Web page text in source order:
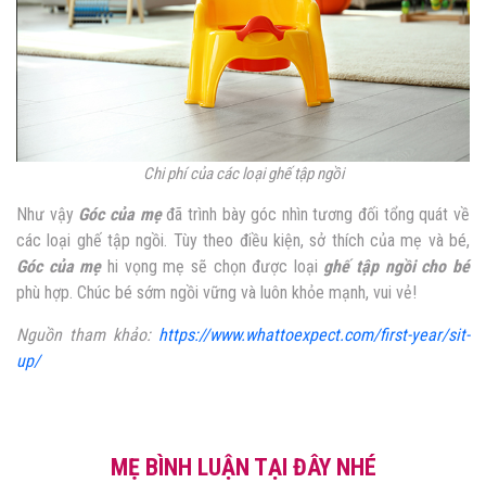
Chi phí của các loại ghế tập ngồi
Như vậy Góc của mẹđã trình bày góc nhìn tương đối tổng quát về
các loại ghế tập ngồi. Tùy theo điều kiện, sở thích của mẹ và bé,
Góc của mẹhi vọng mẹ sẽ chọn được loại ghế tập ngồi cho bé
phù hợp. Chúc bé sớm ngồi vững và luôn khỏe mạnh, vui vẻ!
Nguồn tham khảo: https://www.whattoexpect.com/first-year/sit-
up/
MẸ BÌNH LUẬN TẠI ĐÂY NHÉ